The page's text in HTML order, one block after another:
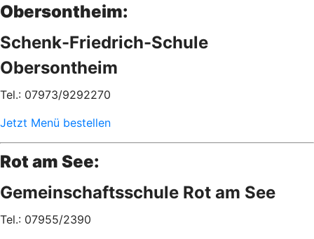
Obersontheim:
Schenk-Friedrich-Schule
Obersontheim
Tel.: 07973/9292270
Jetzt Menü bestellen
Rot am See:
Gemeinschaftsschule Rot am See
Tel.: 07955/2390